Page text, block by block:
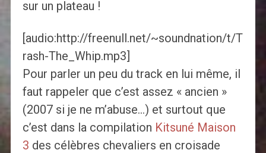
sur un plateau !
[audio:http://freenull.net/~soundnation/t/T
rash-The_Whip.mp3]
Pour parler un peu du track en lui même, il
faut rappeler que c’est assez « ancien »
(2007 si je ne m’abuse…) et surtout que
c’est dans la compilation Kitsuné Maison
3 des célèbres chevaliers en croisade